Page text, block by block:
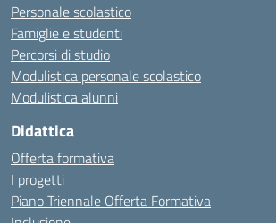
Personale scolastico
Famiglie e studenti
Percorsi di studio
Modulistica personale scolastico
Modulistica alunni
Didattica
Offerta formativa
I progetti
Piano Triennale Offerta Formativa